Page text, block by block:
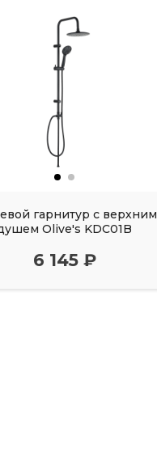
гарнитур с верхним
Olive's KDC01B
6 145 ₽